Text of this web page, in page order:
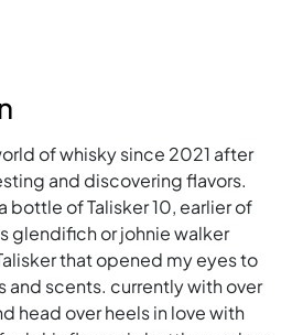
of whisky since 2021 after
and discovering flavors.
bottle of Talisker 10, earlier of
glendifich or johnie walker
that opened my eyes to
and scents. currently with over
head over heels in love with